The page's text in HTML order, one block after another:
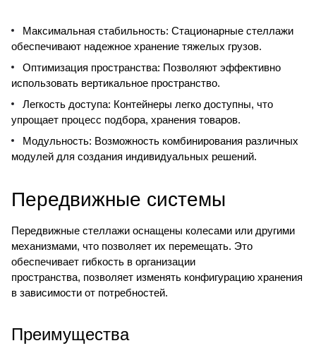
Максимальная стабильность: Стационарные стеллажи
обеспечивают надежное хранение тяжелых грузов.
Оптимизация пространства: Позволяют эффективно
использовать вертикальное пространство.
Легкость доступа: Контейнеры легко доступны, что
упрощает процесс подбора, хранения товаров.
Модульность: Возможность комбинирования различных
модулей для создания индивидуальных решений.
Передвижные системы
Передвижные стеллажи оснащены колесами или другими
механизмами, что позволяет их перемещать. Это
обеспечивает гибкость в организации
пространства, позволяет изменять конфигурацию хранения
в зависимости от потребностей.
Преимущества